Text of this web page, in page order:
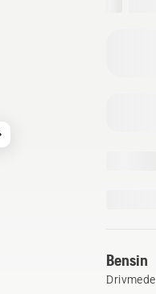
Bensin
Drivmedel